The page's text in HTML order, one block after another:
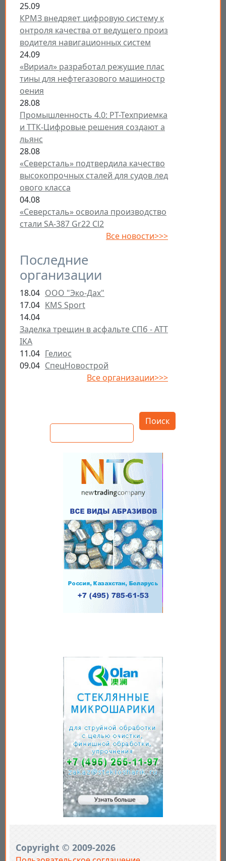
25.09
КРМЗ внедряет цифровую систему к
онтроля качества от ведущего произ
водителя навигационных систем
24.09
«Вириал» разработал режущие плас
тины для нефтегазового машиностр
оения
28.08
Промышленность 4.0: РТ-Техприемка
и ТТК-Цифровые решения создают а
льянс
28.08
«Северсталь» подтвердила качество
высокопрочных сталей для судов лед
ового класса
04.08
«Северсталь» освоила производство
стали SA-387 Gr22 Cl2
Все новости>>>
Последние
организации
18.04 ООО "Эко-Дах"
17.04 KMS Sport
14.04
Заделка трещин в асфальте СПб - ATT
IKA
11.04 Гелиос
09.04 СпецНовострой
Все организации>>>
Copyright © 2009-2026